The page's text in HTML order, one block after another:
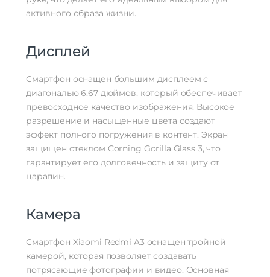
Характеристики процессора
Количество тыловых камер
Основная камера
Разрешение фронт. камеры
Макс. разрешение видео
Функции тыловой
фотокамеры
автофокусировка, вспышка, камера с
AI, распознование лиц
Аккумулятор
Время работы
Интерфейсы/разъемы
Тип разъема для зарядки
Выход на наушники
mini jack 3.5 mm
активного образа жизни.
Дисплей
Смартфон оснащен большим дисплеем с
диагональю 6.67 дюймов, который обеспечивает
превосходное качество изображения. Высокое
разрешение и насыщенные цвета создают
эффект полного погружения в контент. Экран
защищен стеклом Corning Gorilla Glass 3, что
гарантирует его долговечность и защиту от
царапин.
Камера
Смартфон Xiaomi Redmi A3 оснащен тройной
камерой, которая позволяет создавать
потрясающие фотографии и видео. Основная